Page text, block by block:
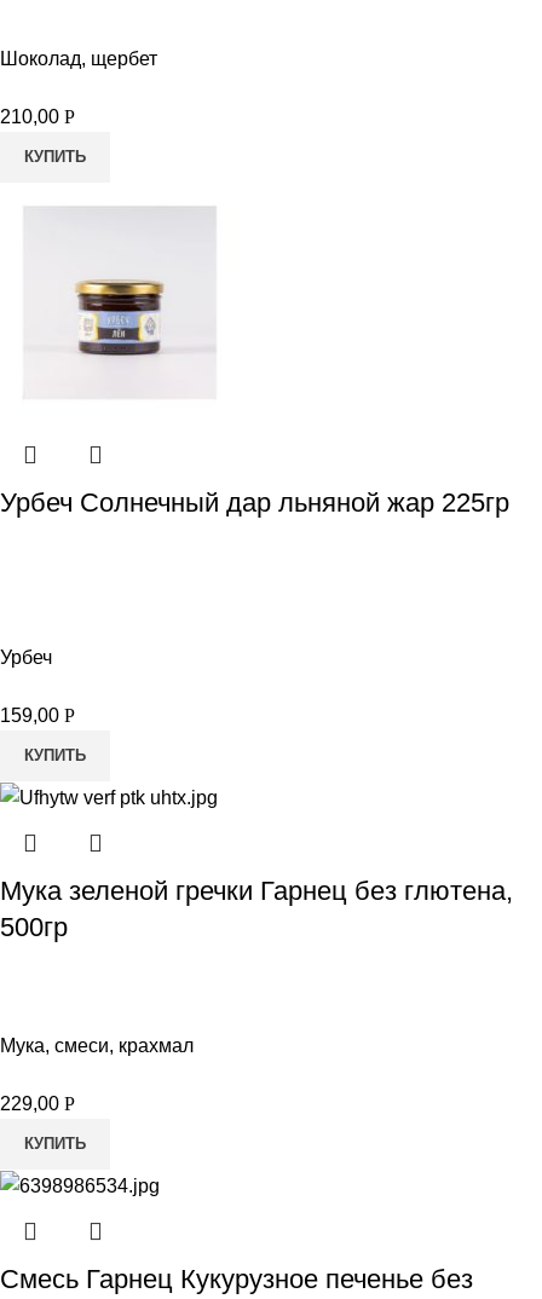
Шоколад, щербет
210,00 Р
КУПИТЬ
Урбеч Солнечный дар льняной жар 225гр
Урбеч
159,00 Р
КУПИТЬ
Мука зеленой гречки Гарнец без глютена,
500гр
Мука, смеси, крахмал
229,00 Р
КУПИТЬ
Смесь Гарнец Кукурузное печенье без